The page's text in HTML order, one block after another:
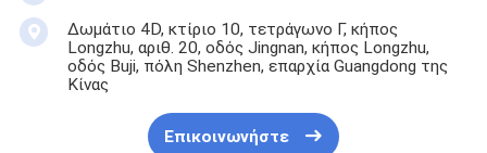
Δωμάτιο 4D, κτίριο 10, τετράγωνο Γ, κήπος
Longzhu, αριθ. 20, οδός Jingnan, κήπος Longzhu,
οδός Buji, πόλη Shenzhen, επαρχία Guangdong της
Κίνας
Επικοινωνήστε